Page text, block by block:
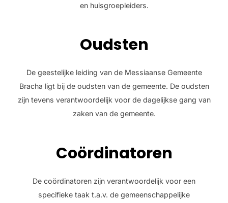
en huisgroepleiders.
Oudsten
De geestelijke leiding van de Messiaanse Gemeente
Bracha ligt bij de oudsten van de gemeente. De oudsten
zijn tevens verantwoordelijk voor de dagelijkse gang van
zaken van de gemeente.
Coördinatoren
De coördinatoren zijn verantwoordelijk voor een
specifieke taak t.a.v. de gemeenschappelijke